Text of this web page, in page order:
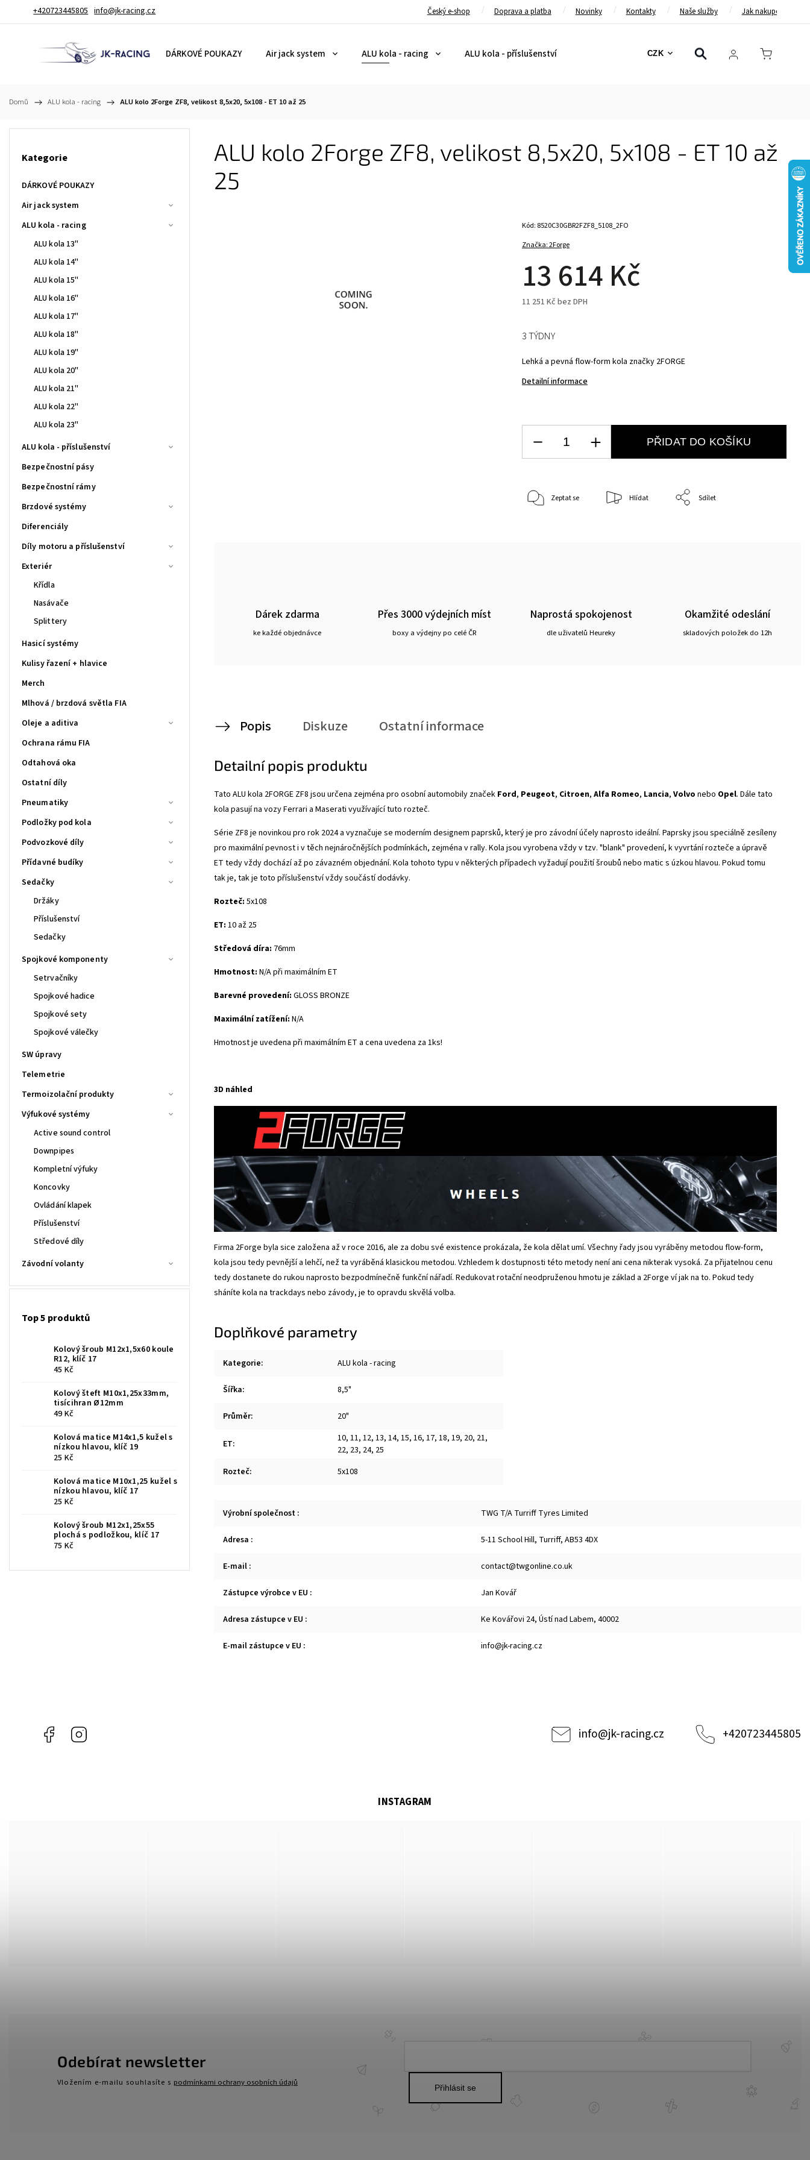
+420723445805 info@jk-racing.cz Český e-shop Doprava a platba Novinky Kontakty Naše služby Jak nakupovat
CZK
DÁRKOVÉ POUKAZY Air jack system ALU kola - racing ALU kola - příslušenství Bezpečnostní pásy Bezpečnostní rámy
Domů / ALU kola - racing / ALU kolo 2Forge ZF8, velikost 8,5x20, 5x108 - ET 10 až 25
Kategorie
DÁRKOVÉ POUKAZY
Air jack system
ALU kola - racing
ALU kola 13"
ALU kola 14"
ALU kola 15"
ALU kola 16"
ALU kola 17"
ALU kola 18"
ALU kola 19"
ALU kola 20"
ALU kola 21"
ALU kola 22"
ALU kola 23"
ALU kola - příslušenství
Bezpečnostní pásy
Bezpečnostní rámy
Brzdové systémy
Diferenciály
Díly motoru a příslušenství
Exteriér
Křídla
Nasávače
Splittery
Hasicí systémy
Kulisy řazení + hlavice
Merch
Mlhová / brzdová světla FIA
Oleje a aditiva
Ochrana rámu FIA
Odtahová oka
Ostatní díly
Pneumatiky
Podložky pod kola
Podvozkové díly
Přídavné budíky
Sedačky
Držáky
Příslušenství
Sedačky
Spojkové komponenty
Setrvačníky
Spojkové hadice
Spojkové sety
Spojkové válečky
SW úpravy
Telemetrie
Termoizolační produkty
Výfukové systémy
Active sound control
Downpipes
Kompletní výfuky
Koncovky
Ovládání klapek
Příslušenství
Středové díly
Závodní volanty
Top 5 produktů
Kolový šroub M12x1,5x60 koule
R12, klíč 17
45 Kč
Kolový šteft M10x1,25x33mm,
tisícihran Ø12mm
49 Kč
Kolová matice M14x1,5 kužel s
nízkou hlavou, klíč 19
25 Kč
Kolová matice M10x1,25 kužel s
nízkou hlavou, klíč 17
25 Kč
Kolový šroub M12x1,25x55
plochá s podložkou, klíč 17
75 Kč
ALU kolo 2Forge ZF8, velikost 8,5x20, 5x108 - ET 10 až
25
Značka:2Forge
13 614 Kč
11 251 Kč bez DPH
Kód: 8520C30GBR2FZF8_5108_2FO
Lehká a pevná flow-form kola značky 2FORGE
Detailní informace
3 TÝDNY
PŘIDAT DO KOŠÍKU
Zeptat se Hlídat Sdílet
Dárek zdarma
ke každé objednávce
Přes 3000 výdejních míst
boxy a výdejny po celé ČR
Naprostá spokojenost
dle uživatelů Heureky
Okamžité odeslání
skladových položek do 12h
Popis Diskuze Ostatní informace
Detailní popis produktu
Tato ALU kola 2FORGE ZF8 jsou určena zejména pro osobní automobily značek Ford, Peugeot, Citroen, Alfa Romeo, Lancia, Volvo nebo Opel. Dále tato
kola pasují na vozy Ferrari a Maserati využívající tuto rozteč.
Série ZF8 je novinkou pro rok 2024 a vyznačuje se moderním designem paprsků, který je pro závodní účely naprosto ideální. Paprsky jsou speciálně zesíleny
pro maximální pevnost i v těch nejnáročnějších podmínkách, zejména v rally. Kola jsou vyrobena vždy v tzv. "blank" provedení, k vyvrtání rozteče a úpravě
ET tedy vždy dochází až po závazném objednání. Kola tohoto typu v některých případech vyžadují použití šroubů nebo matic s úzkou hlavou. Pokud tomu
tak je, tak je toto příslušenství vždy součástí dodávky.
Rozteč: 5x108
ET: 10 až 25
Středová díra: 76mm
Hmotnost: N/A při maximálním ET
Barevné provedení: GLOSS BRONZE
Maximální zatížení: N/A
Hmotnost je uvedena při maximálním ET a cena uvedena za 1ks!
3D náhled
Firma 2Forge byla sice založena až v roce 2016, ale za dobu své existence prokázala, že kola dělat umí. Všechny řady jsou vyráběny metodou flow-form,
kola jsou tedy pevnější a lehčí, než ta vyráběná klasickou metodou. Vzhledem k dostupnosti této metody není ani cena nikterak vysoká. Za přijatelnou cenu
tedy dostanete do rukou naprosto bezpodmínečně funkční nářadí. Redukovat rotační neodpruženou hmotu je základ a 2Forge ví jak na to. Pokud tedy
sháníte kola na trackdays nebo závody, je to opravdu skvělá volba.
Doplňkové parametry
Kategorie: ALU kola - racing
Šířka: 8,5"
Průměr: 20"
ET: 10, 11, 12, 13, 14, 15, 16, 17, 18, 19, 20, 21,
22, 23, 24, 25
Rozteč: 5x108
Výrobní společnost : TWG T/A Turriff Tyres Limited
Adresa : 5-11 School Hill, Turriff, AB53 4DX
E-mail : contact@twgonline.co.uk
Zástupce výrobce v EU : Jan Kovář
Adresa zástupce v EU : Ke Kovářovi 24, Ústí nad Labem, 40002
E-mail zástupce v EU : info@jk-racing.cz
Facebook info@jk-racing.cz +420723445805
INSTAGRAM
Odebírat newsletter
Vložením e-mailu souhlasíte s podmínkami ochrany osobních údajů
Přihlásit se